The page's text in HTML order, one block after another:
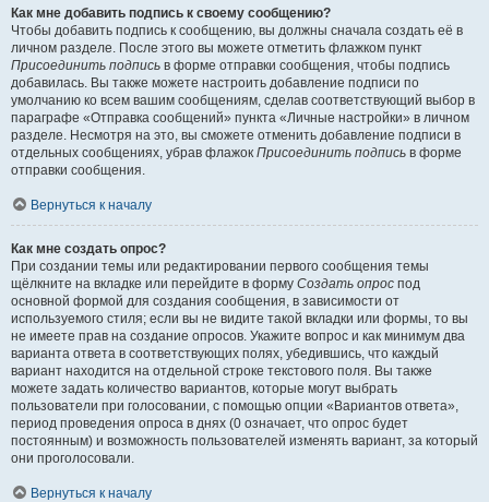
Как мне добавить подпись к своему сообщению?
Чтобы добавить подпись к сообщению, вы должны сначала создать её в
личном разделе. После этого вы можете отметить флажком пункт
Присоединить подпись в форме отправки сообщения, чтобы подпись
добавилась. Вы также можете настроить добавление подписи по
умолчанию ко всем вашим сообщениям, сделав соответствующий выбор в
параграфе «Отправка сообщений» пункта «Личные настройки» в личном
разделе. Несмотря на это, вы сможете отменить добавление подписи в
отдельных сообщениях, убрав флажок Присоединить подпись в форме
отправки сообщения.
Вернуться к началу
Как мне создать опрос?
При создании темы или редактировании первого сообщения темы
щёлкните на вкладке или перейдите в форму Создать опрос под
основной формой для создания сообщения, в зависимости от
используемого стиля; если вы не видите такой вкладки или формы, то вы
не имеете прав на создание опросов. Укажите вопрос и как минимум два
варианта ответа в соответствующих полях, убедившись, что каждый
вариант находится на отдельной строке текстового поля. Вы также
можете задать количество вариантов, которые могут выбрать
пользователи при голосовании, с помощью опции «Вариантов ответа»,
период проведения опроса в днях (0 означает, что опрос будет
постоянным) и возможность пользователей изменять вариант, за который
они проголосовали.
Вернуться к началу